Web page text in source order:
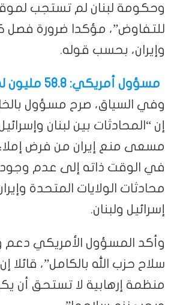
وحكومة لبنان لم تستجب
للتفاوض”، مؤكدا ضرورة فصل
وإيران، بحسب قوله.
مسؤول أمريكي: 58.8 مليون لدعم النازحين
وفي السياق، صرح مسؤول
إن “المحادثات بين لبنان
مسعى منع إيران من فرض
في الوقت ذاته إلى عدم
محادثات الولايات المتحدة
إسرائيل ولبنان.
وأكد المسؤول الأمريكي دعم
سلاح حزب الله بالكامل”، قائلا
منظمة إرهابية لا تستحق أن